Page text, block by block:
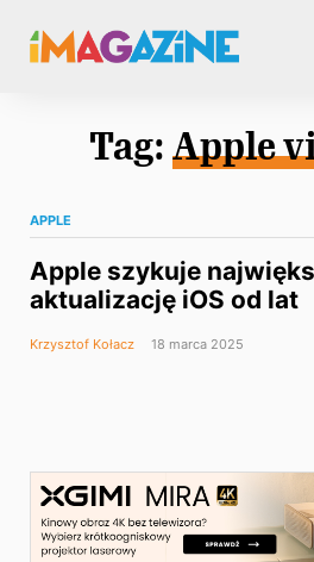
Tag: Apple
APPLE
Apple szykuje
aktualizację iOS od lat
Krzysztof Kołacz 18 marca 2025